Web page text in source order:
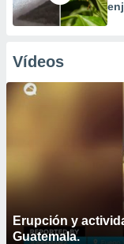
Vídeos
Erupción y
Guatemala.